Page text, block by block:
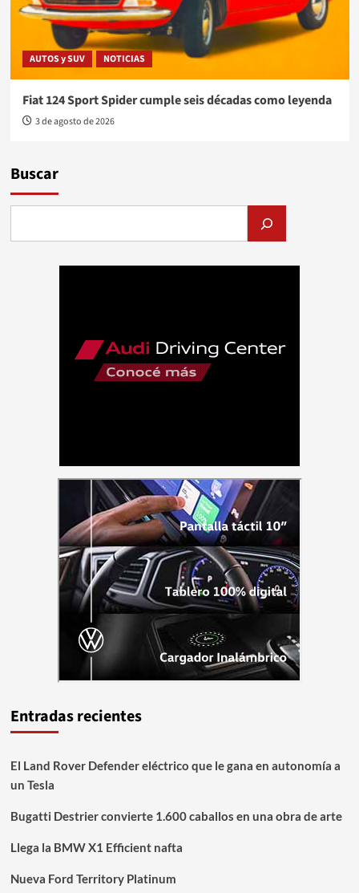
AUTOS y SUV NOTICIAS
Fiat 124 Sport Spider cumple seis décadas como leyenda
3 de agosto de 2026
Buscar
Entradas recientes
El Land Rover Defender eléctrico que le gana en autonomía a
un Tesla
Bugatti Destrier convierte 1.600 caballos en una obra de arte
Llega la BMW X1 Efficient nafta
Nueva Ford Territory Platinum